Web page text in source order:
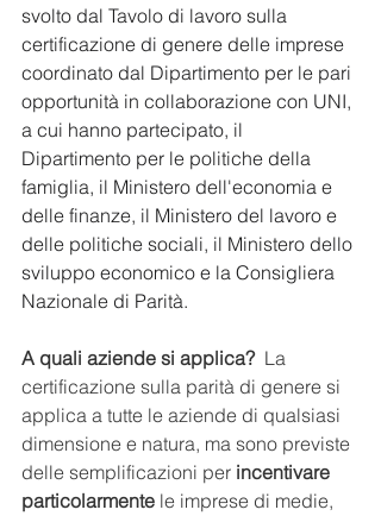
svolto dal Tavolo di lavoro sulla
certificazione di genere delle imprese
coordinato dal Dipartimento per le pari
opportunità in collaborazione con UNI,
a cui hanno partecipato, il
Dipartimento per le politiche della
famiglia, il Ministero dell'economia e
delle finanze, il Ministero del lavoro e
delle politiche sociali, il Ministero dello
sviluppo economico e la Consigliera
Nazionale di Parità.
A quali aziende si applica? La
certificazione sulla parità di genere si
applica a tutte le aziende di qualsiasi
dimensione e natura, ma sono previste
delle semplificazioni per incentivare
particolarmente le imprese di medie,